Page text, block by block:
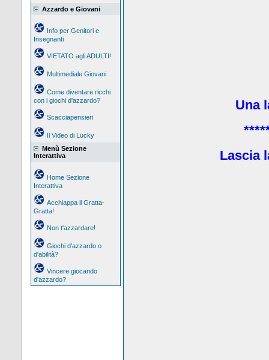
Azzardo e Giovani
Info per Genitori e
Insegnanti
VIETATO agli ADULTI!
Multimediale Giovani
Come diventare ricchi
con i giochi d'azzardo?
Scacciapensieri
Il Video di Lucky
Menù Sezione
Interattiva
Home Sezione
Interattiva
Acchiappa il Gratta-
Gratta!
Non t'azzardare!
Giochi d'azzardo o
d'abilità?
Vincere giocando
d'azzardo?
Una
Lascia